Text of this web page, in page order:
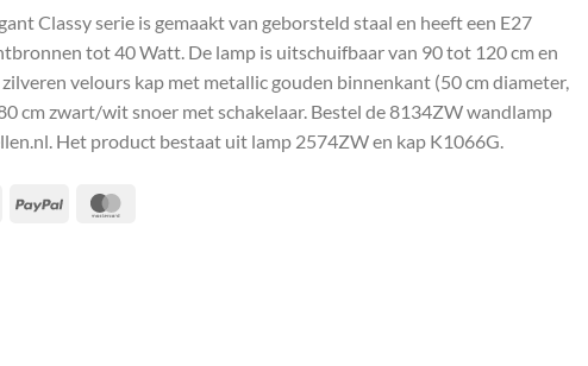
Classy serie is gemaakt van geborsteld staal en heeft een E27
tot 40 Watt. De lamp is uitschuifbaar van 90 tot 120 cm en
velours kap met metallic gouden binnenkant (50 cm diameter,
cm zwart/wit snoer met schakelaar. Bestel de 8134ZW wandlamp
Het product bestaat uit lamp 2574ZW en kap K1066G.
Visa PayPal